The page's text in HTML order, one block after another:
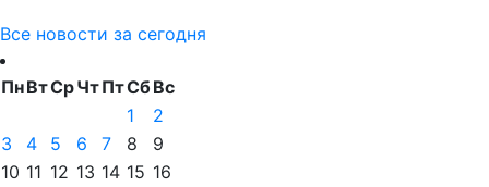
Все новости за сегодня
ПнВтСрЧтПтСбВс
1
2
3
4 5 6 7 8
9
10 11 12 13 14 15 16